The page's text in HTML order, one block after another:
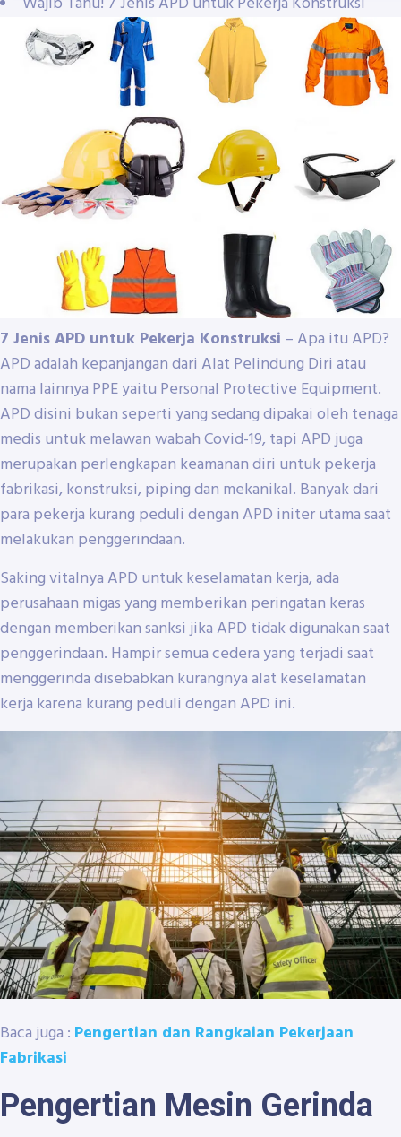
7 Jenis APD untuk Pekerja Konstruksi – Apa itu APD?
APD adalah kepanjangan dari Alat Pelindung Diri atau
nama lainnya PPE yaitu Personal Protective Equipment.
APD disini bukan seperti yang sedang dipakai oleh tenaga
medis untuk melawan wabah Covid-19, tapi APD juga
merupakan perlengkapan keamanan diri untuk pekerja
fabrikasi, konstruksi, piping dan mekanikal. Banyak dari
para pekerja kurang peduli dengan APD initer utama saat
melakukan penggerindaan.
Saking vitalnya APD untuk keselamatan kerja, ada
perusahaan migas yang memberikan peringatan keras
dengan memberikan sanksi jika APD tidak digunakan saat
penggerindaan. Hampir semua cedera yang terjadi saat
menggerinda disebabkan kurangnya alat keselamatan
kerja karena kurang peduli dengan APD ini.
Baca juga : Pengertian dan Rangkaian Pekerjaan
Fabrikasi
Pengertian Mesin Gerinda